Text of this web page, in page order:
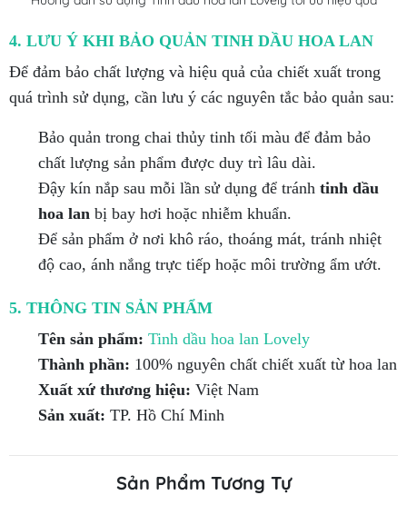
4. LƯU Ý KHI BẢO QUẢN TINH DẦU HOA LAN
Để đảm bảo chất lượng và hiệu quả của chiết xuất trong
quá trình sử dụng, cần lưu ý các nguyên tắc bảo quản sau:
Bảo quản trong chai thủy tinh tối màu để đảm bảo
chất lượng sản phẩm được duy trì lâu dài.
Đậy kín nắp sau mỗi lần sử dụng để tránh tinh dầu
hoa lan bị bay hơi hoặc nhiễm khuẩn.
Để sản phẩm ở nơi khô ráo, thoáng mát, tránh nhiệt
độ cao, ánh nắng trực tiếp hoặc môi trường ẩm ướt.
5. THÔNG TIN SẢN PHẨM
Tên sản phẩm: Tinh dầu hoa lan Lovely
Thành phần: 100% nguyên chất chiết xuất từ hoa lan
Xuất xứ thương hiệu: Việt Nam
Sản xuất: TP. Hồ Chí Minh
Sản Phẩm Tương Tự